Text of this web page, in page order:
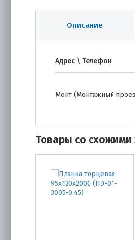
Описание
Адрес \ Телефон
Монт (Монтажный
Товары со схожими